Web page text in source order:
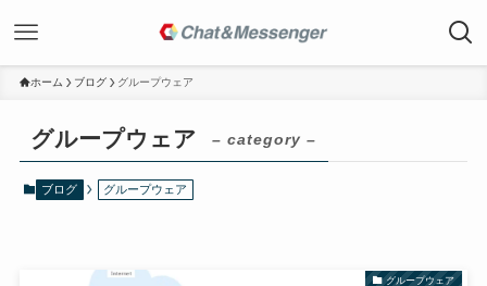
ホーム ブログ グループウェア
グループウェア – category –
ブログ グループウェア
グループウェア